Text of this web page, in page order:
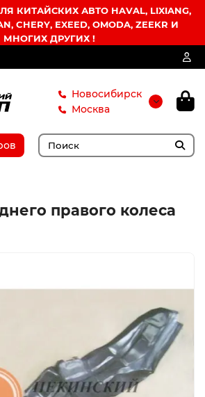
КИТАЙСКИХ АВТО HAVAL, LIXIANG,
CHERY, EXEED, OMODA, ZEEKR И
МНОГИХ ДРУГИХ !
Новосибирск
Москва
правого колеса